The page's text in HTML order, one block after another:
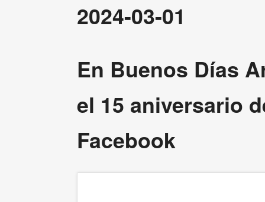
2024-03-01
En Buenos Días
el 15 aniversario
Facebook